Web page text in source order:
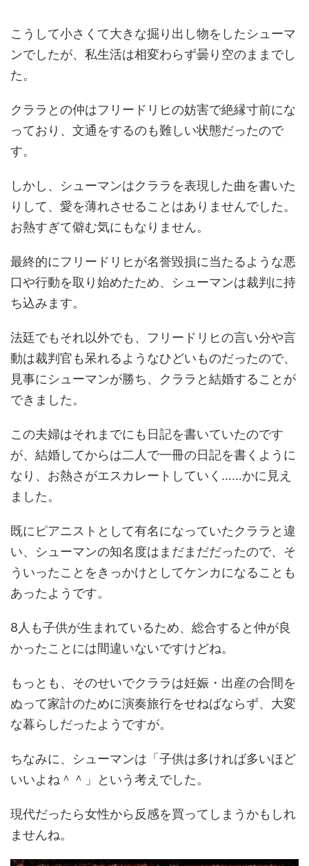
こうして小さくて大きな掘り出し物をしたシューマ
ンでしたが、私生活は相変わらず曇り空のままでし
た。
クララとの仲はフリードリヒの妨害で絶縁寸前にな
っており、文通をするのも難しい状態だったので
す。
しかし、シューマンはクララを表現した曲を書いた
りして、愛を薄れさせることはありませんでした。
お熱すぎて僻む気にもなりません。
最終的にフリードリヒが名誉毀損に当たるような悪
口や行動を取り始めたため、シューマンは裁判に持
ち込みます。
法廷でもそれ以外でも、フリードリヒの言い分や言
動は裁判官も呆れるようなひどいものだったので、
見事にシューマンが勝ち、クララと結婚することが
できました。
この夫婦はそれまでにも日記を書いていたのです
が、結婚してからは二人で一冊の日記を書くように
なり、お熱さがエスカレートしていく……かに見え
ました。
既にピアニストとして有名になっていたクララと違
い、シューマンの知名度はまだまだだったので、そ
ういったことをきっかけとしてケンカになることも
あったようです。
8人も子供が生まれているため、総合すると仲が良
かったことには間違いないですけどね。
もっとも、そのせいでクララは妊娠・出産の合間を
ぬって家計のために演奏旅行をせねばならず、大変
な暮らしだったようですが。
ちなみに、シューマンは「子供は多ければ多いほど
いいよね＾＾」という考えでした。
現代だったら女性から反感を買ってしまうかもしれ
ませんね。